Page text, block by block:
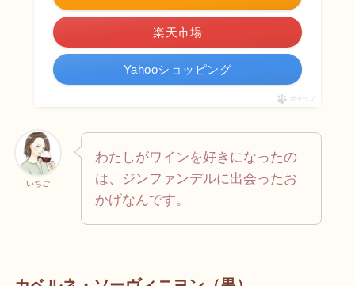
楽天市場
Yahooショッピング
ポチップ
いちご
わたしがワインを好きになったの
は、ジンファンデルに出会ったお
かげなんです。